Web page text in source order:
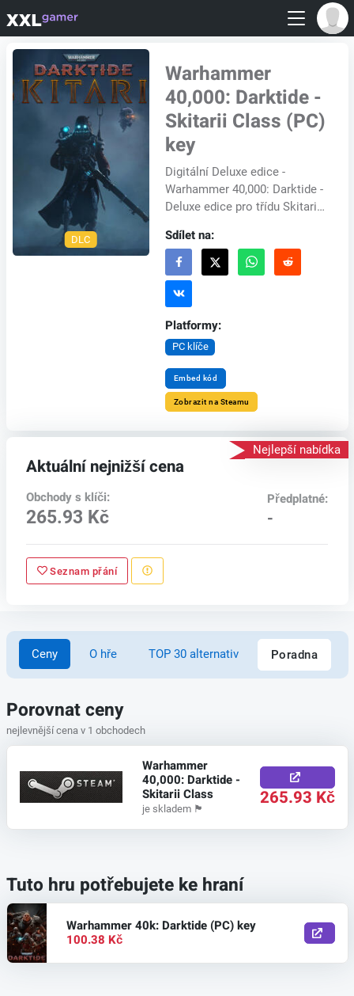
DLC
Warhammer
40,000: Darktide -
Skitarii Class (PC)
key
Digitální Deluxe edice -
Warhammer 40,000: Darktide -
Deluxe edice pro třídu Skitarii
Luxusní oblečení pro třídu -
Uniká...
Sdílet na:
Platformy:
PC klíče
Embed kód
Zobrazit na Steamu
Nejlepší nabídka
Aktuální nejnižší cena
Obchody s klíči:
265.93 Kč
Předplatné:
-
Seznam přání
Ceny O hře TOP 30 alternativ Poradna
Porovnat ceny
nejlevnější cena v 1 obchodech
Warhammer
40,000: Darktide -
Skitarii Class
je skladem 🏴 265.93 Kč
Tuto hru potřebujete ke hraní
Warhammer 40k: Darktide (PC) key
100.38 Kč